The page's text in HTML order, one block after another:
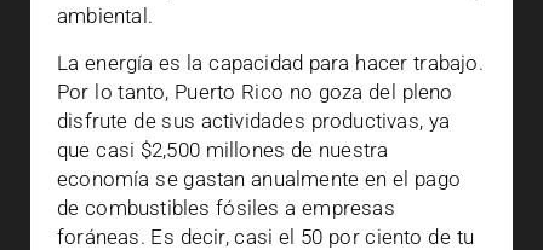
ambiental.
La energía es la capacidad para hacer trabajo.
Por lo tanto, Puerto Rico no goza del pleno
disfrute de sus actividades productivas, ya
que casi $2,500 millones de nuestra
economía se gastan anualmente en el pago
de combustibles fósiles a empresas
foráneas. Es decir, casi el 50 por ciento de tu